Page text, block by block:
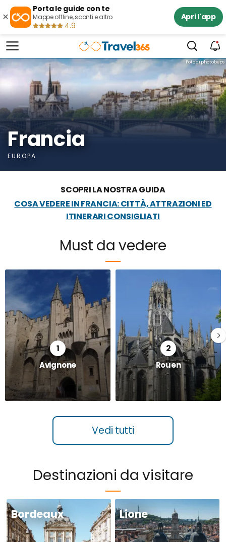
×
Porta le guide con te
Mappe offline, sconti e altro
4.9
Apri l'app
Foto di photobeps
Francia
EUROPA
SCOPRI LA NOSTRA GUIDA
COSA VEDERE IN FRANCIA: CITTÀ, ATTRAZIONI ED
ITINERARI CONSIGLIATI
Must da vedere
Avignone Rouen
Vedi tutti
Destinazioni da visitare
Bordeaux Lione